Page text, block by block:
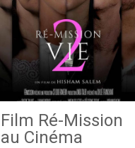
Film Ré-Mission
au Cinéma